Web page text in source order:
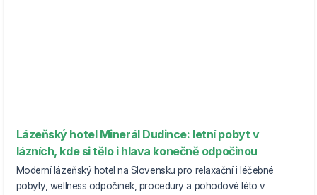
Lázeňský hotel Minerál Dudince: letní pobyt v
lázních, kde si tělo i hlava konečně odpočinou
Moderní lázeňský hotel na Slovensku pro relaxační i léčebné
pobyty, wellness odpočinek, procedury a pohodové léto v